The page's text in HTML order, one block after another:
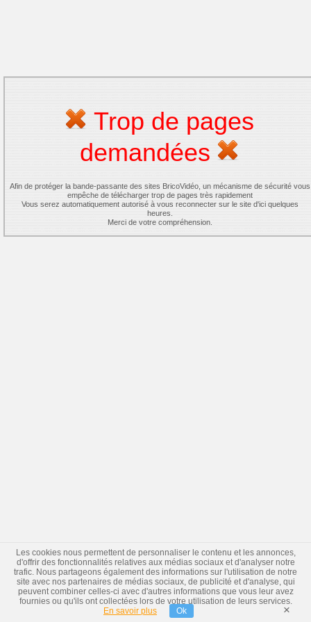
Trop de pages
demandées
Afin de protéger la bande-passante des sites BricoVidéo, un mécanisme de sécurité vous
empêche de télécharger trop de pages très rapidement
Vous serez automatiquement autorisé à vous reconnecter sur le site d'ici quelques
heures.
Merci de votre compréhension.
Les cookies nous permettent de personnaliser le contenu et les annonces,
d'offrir des fonctionnalités relatives aux médias sociaux et d'analyser notre
trafic. Nous partageons également des informations sur l'utilisation de notre
site avec nos partenaires de médias sociaux, de publicité et d'analyse, qui
peuvent combiner celles-ci avec d'autres informations que vous leur avez
fournies ou qu'ils ont collectées lors de votre utilisation de leurs services.
En savoir plus
Ok ×